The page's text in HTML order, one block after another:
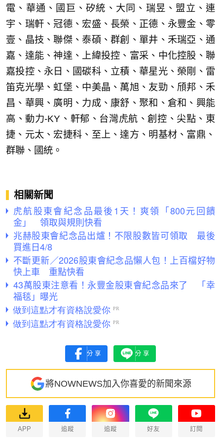
電、華通、國巨、矽統、大同、瑞昱、盟立、連
宇、瑞軒、冠德、宏盛、長榮、正德、永豐金、零
壹、晶技、聯傑、泰碩、群創、單井、禾瑞亞、通
嘉、達能、神達、上緯投控、富采、中化控股、聯
嘉投控、永日、國碳科、立積、華星光、榮剛、雷
笛克光學、虹堡、中美晶、萬旭、友勁、頎邦、禾
昌、華興、廣明、力成、康舒、聚和、倉和、興能
高、動力-KY、軒郁、台灣虎航、創控、尖點、東
捷、元太、宏捷科、至上、達方、明基材、富鼎、
群聯、國統。
相關新聞
虎航股東會紀念品最後1天！爽領「800元回饋
金」 領取與規則快看
兆赫股東會紀念品出爐！不限股數皆可領取 最後
買進日4/8
不斷更新／2026股東會紀念品懶人包！上百檔好物
快上車 重點快看
43萬股東注意看！永豐金股東會紀念品來了 「幸
福毯」曝光
分享 分享
將NOWNEWS加入你喜愛的新聞來源
APP 追蹤 追蹤 好友 訂閱